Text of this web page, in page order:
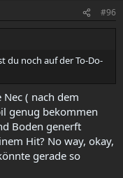
#96
du noch auf der To-Do-
( nach dem
genug bekommen
Boden generft
Hit? No way, okay,
gerade so